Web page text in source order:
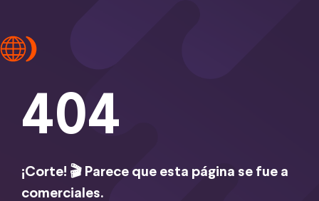
404
¡Corte! 🎬 Parece que esta página se fue a
comerciales.